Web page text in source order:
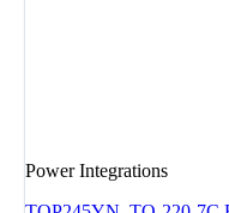
Power Integrations